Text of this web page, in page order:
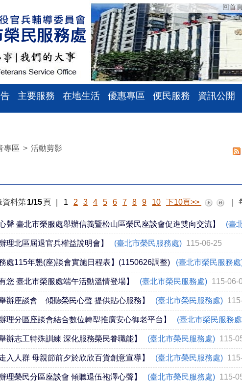
回首
主要服務 在地生活 優惠專區 便民服務 資訊公開
專區 > 活動剪影
資料第1/15頁 1 2 3 4 5 6 7 8 9 10 下10頁>>
聲 臺北市榮服處舉辦信義暨松山區榮民座談會促進雙向交流】 (臺
理北區屆退官兵權益說明會】 (臺北市榮民服務處) 115-06-25
處115年懇(座)談會實施日程表】(1150626調整) (臺北市榮民服務
您 臺北市榮服處端午活動溫情登場】 (臺北市榮民服務處) 115-06-
辦座談會 傾聽榮民心聲 提供貼心服務】 (臺北市榮民服務處)
理分區座談會結合數位轉型推廣安心御老平台】 (臺北市榮民服務
辦志工特殊訓練 深化服務榮民眷職能】 (臺北市榮民服務處) 115-
入人群 母親節前夕於欣欣百貨創意宣導】 (臺北市榮民服務處)
理榮民分區座談會 傾聽退伍袍澤心聲】 (臺北市榮民服務處) 115-